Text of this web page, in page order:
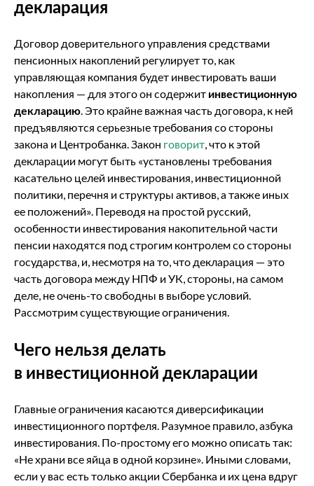
декларация
Договор доверительного управления средствами
пенсионных накоплений регулирует то, как
управляющая компания будет инвестировать ваши
накопления — для этого он содержит инвестиционную
декларацию. Это крайне важная часть договора, к ней
предъявляются серьезные требования со стороны
закона и Центробанка. Закон говорит, что к этой
декларации могут быть «установлены требования
касательно целей инвестирования, инвестиционной
политики, перечня и структуры активов, а также иных
ее положений». Переводя на простой русский,
особенности инвестирования накопительной части
пенсии находятся под строгим контролем со стороны
государства, и, несмотря на то, что декларация — это
часть договора между НПФ и УК, стороны, на самом
деле, не очень-то свободны в выборе условий.
Рассмотрим существующие ограничения.
Чего нельзя делать
в инвестиционной декларации
Главные ограничения касаются диверсификации
инвестиционного портфеля. Разумное правило, азбука
инвестирования. По-простому его можно описать так:
«Не храни все яйца в одной корзине». Иными словами,
если у вас есть только акции Сбербанка и их цена вдруг